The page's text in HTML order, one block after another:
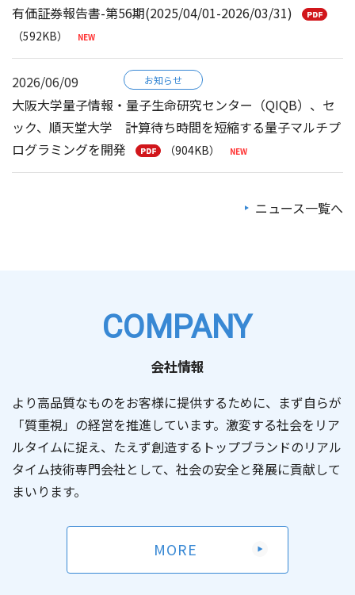
有価証券報告書-第56期(2025/04/01-2026/03/31)
（592KB）
2026/06/09 お知らせ
大阪大学量子情報・量子生命研究センター（QIQB）、セ
ック、順天堂大学 計算待ち時間を短縮する量子マルチプ
ログラミングを開発
（904KB）
フロンティアビジネス研究会 公開シンポジウム「宇宙開
発の未来共創 2026」に登壇します
2026/06/02 お知らせ
東大駒場リサーチキャンパス公開2026にて空間設計ソフ
トウェア「Convex Space Visualizer」を紹介します
第7回「きぼう」ロボットプログラミング競技会（Kibo-
RPC）に協賛 ～若手エンジニア育成と宇宙ロボット技術の
発展を支援～
（429KB）
2026/06/25 お知らせ
執行役員の異動に関するお知らせ
ニュース一覧へ
COMPANY
会社情報
より高品質なものをお客様に提供するために、まず自らが
「質重視」の経営を推進しています。激変する社会をリア
ルタイムに捉え、たえず創造するトップブランドのリアル
タイム技術専門会社として、社会の安全と発展に貢献して
まいります。
MORE